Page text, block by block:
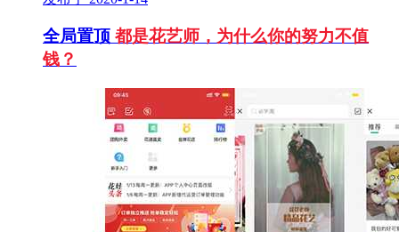
全局置顶 都是花艺师，为什么你的努力不值
钱？